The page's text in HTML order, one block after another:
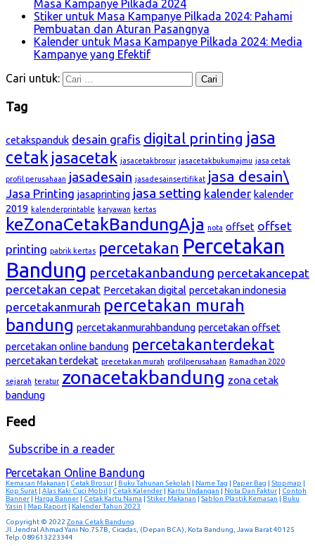
Masa Kampanye Pilkada 2024
Stiker untuk Masa Kampanye Pilkada 2024: Pahami
Pembuatan dan Aturan Pasangnya
Kalender untuk Masa Kampanye Pilkada 2024: Media
Kampanye yang Efektif
Cari untuk:
Tag
cetakspanduk desain grafis digital printing jasa
cetak jasacetak jasacetakbrosur jasacetakbukumajmu jasa cetak
profil perusahaan jasadesain jasadesainsertifikat jasa desain\
Jasa Printing jasaprinting jasa setting kalender kalender
2019 kalenderprintable karyawan kertas
keZonaCetakBandungAja nota offset offset
printing pabrik kertas percetakan Percetakan
Bandung percetakanbandung percetakancepat
percetakan cepat Percetakan digital percetakan indonesia
percetakanmurah percetakan murah
bandung percetakanmurahbandung percetakan offset
percetakan online bandung percetakanterdekat
percetakan terdekat precetakan murah profilperusahaan Ramadhan 2020
sejarah teratur zonacetakbandung zona cetak
bandung
Feed
Subscribe in a reader
Percetakan Online Bandung
Kemasan Makanan Cetak Brosur Buku Tahunan Sekolah Name Tag Paper Bag Stopmap
Kop Surat
Alas Kaki Cuci Mobil Cetak Kalender Kartu Undangan Nota Dan Faktur
Contoh
Banner
Harga Banner Cetak Kartu Nama Stiker Makanan Sablon Plastik Kemasan
Buku
Yasin
Map Raport
Kalender Tahun 2023
Copyright © 2022Zona Cetak Bandung
Jl. Jendral Ahmad Yani No.757B, Cicadas, (Depan BCA), Kota Bandung, Jawa Barat 40125
Telp. 089613223344